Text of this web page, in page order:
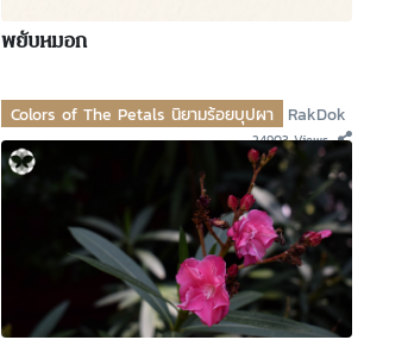
พยับหมอก
Colors of The Petals นิยามร้อยบุปผา RakDok
24903 Views